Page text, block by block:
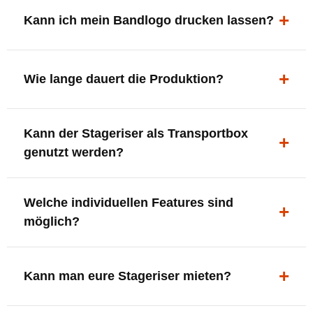
ergonomisch, sicher und gut sichtbar.
Kann ich mein Bandlogo drucken lassen?
deine Bühne, deine Marke.
Wie lange dauert die Produktion?
innerhalb Deutschlands kostenfrei.
Kann der Stageriser als Transportbox
genutzt werden?
oder Zubehör nutzen.
Welche individuellen Features sind
möglich?
XLR-Brücke / Schnittstelle
Setlist-Clip
Kann man eure Stageriser mieten?